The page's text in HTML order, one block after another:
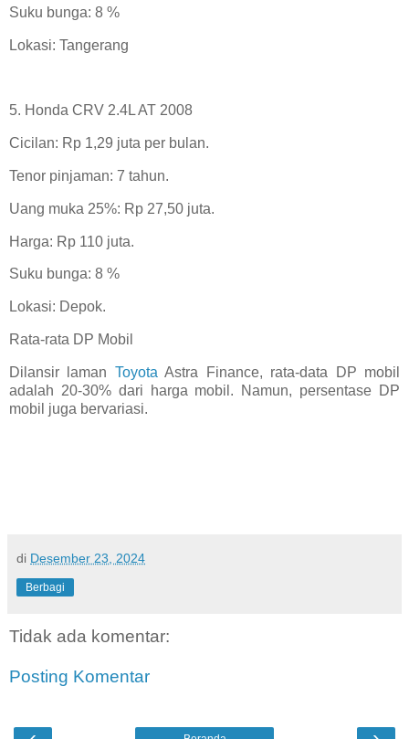
Suku bunga: 8 %
Lokasi: Tangerang
5. Honda CRV 2.4L AT 2008
Cicilan: Rp 1,29 juta per bulan.
Tenor pinjaman: 7 tahun.
Uang muka 25%: Rp 27,50 juta.
Harga: Rp 110 juta.
Suku bunga: 8 %
Lokasi: Depok.
Rata-rata DP Mobil
Dilansir laman Toyota Astra Finance, rata-data DP mobil
adalah 20-30% dari harga mobil. Namun, persentase DP
mobil juga bervariasi.
di Desember 23, 2024
Berbagi
Tidak ada komentar:
Posting Komentar